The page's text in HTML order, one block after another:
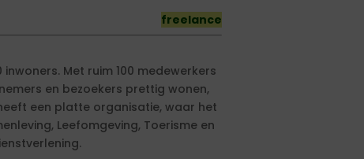
freelance
Met ruim 100 medewerkers
en bezoekers prettig wonen,
een platte organisatie, waar het
Leefomgeving, Toerisme en